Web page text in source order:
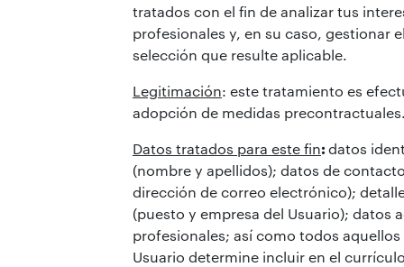
tratados con el fin de analizar tus
profesionales y, en su caso, gestionar
selección que resulte aplicable.
Legitimación: este tratamiento es
adopción de medidas
Datos tratados para este fin: datos
(nombre y apellidos); datos de
dirección de correo electrónico);
(puesto y empresa del Usuario); datos
profesionales; así como todos
Usuario determine incluir en el